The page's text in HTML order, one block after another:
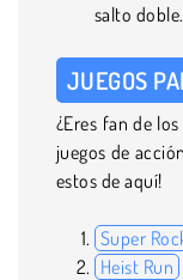
salto doble.
JUEGOS
¿Eres fan de
juegos de
estos de aquí!
Super
Heist Run